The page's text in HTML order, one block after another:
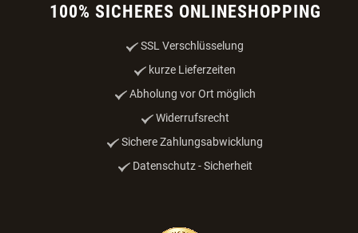
100% SICHERES ONLINESHOPPING
SSL Verschlüsselung
kurze Lieferzeiten
Abholung vor Ort möglich
Widerrufsrecht
Sichere Zahlungsabwicklung
Datenschutz - Sicherheit